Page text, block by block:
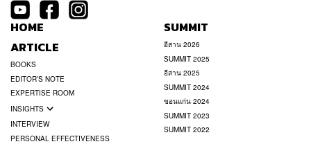
HOME
ARTICLE
BOOKS
EDITOR’S NOTE
EXPERTISE ROOM
INSIGHTS
INTERVIEW
PERSONAL EFFECTIVENESS
SUMMIT
อีสาน 2026
SUMMIT 2025
อีสาน 2025
SUMMIT 2024
ขอนแก่น 2024
SUMMIT 2023
SUMMIT 2022